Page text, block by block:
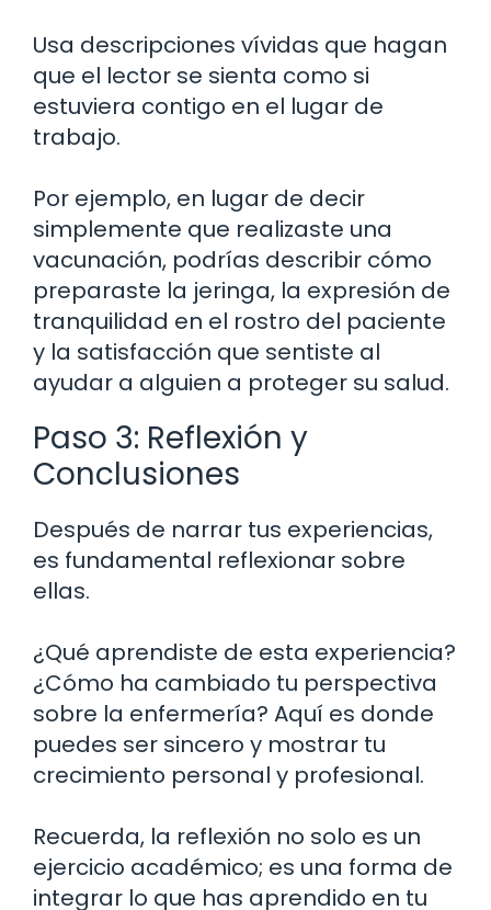
Usa descripciones vívidas que hagan
que el lector se sienta como si
estuviera contigo en el lugar de
trabajo.
Por ejemplo, en lugar de decir
simplemente que realizaste una
vacunación, podrías describir cómo
preparaste la jeringa, la expresión de
tranquilidad en el rostro del paciente
y la satisfacción que sentiste al
ayudar a alguien a proteger su salud.
Paso 3: Reflexión y
Conclusiones
Después de narrar tus experiencias,
es fundamental reflexionar sobre
ellas.
¿Qué aprendiste de esta experiencia?
¿Cómo ha cambiado tu perspectiva
sobre la enfermería? Aquí es donde
puedes ser sincero y mostrar tu
crecimiento personal y profesional.
Recuerda, la reflexión no solo es un
ejercicio académico; es una forma de
integrar lo que has aprendido en tu